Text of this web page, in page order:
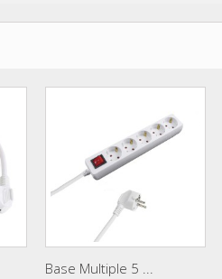
Base Multiple 5 ...